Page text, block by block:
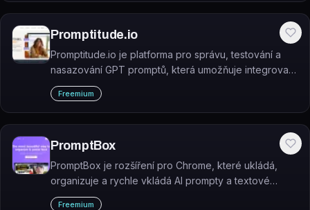
Promptitude.io
Promptitude.io je platforma pro správu, testování a
nasazování GPT promptů, která umožňuje integrovat
AI do aplikací a pracovních postupů jediným API
voláním.
Freemium
PromptBox
PromptBox je rozšíření pro Chrome, které ukládá,
organizuje a rychle vkládá AI prompty a textové
šablony na libovolném webu.
Freemium